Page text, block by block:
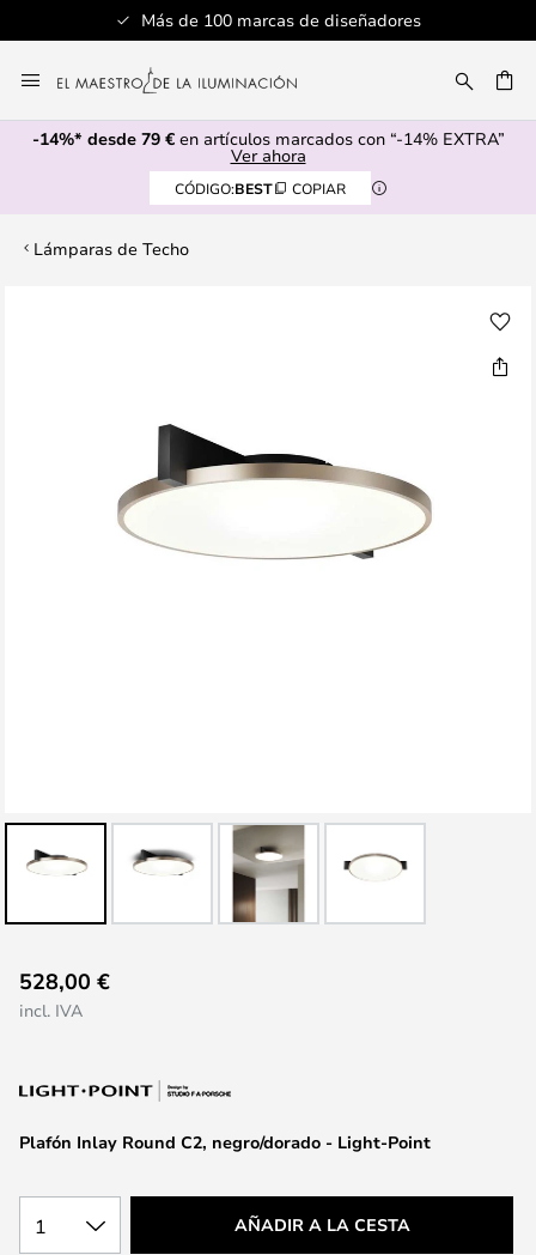
Más de 100 marcas de diseñadores
al
contenido
-14%* desde 79 €en artículos marcados con “-14% EXTRA”
Ver ahora
CÓDIGO:BEST COPIAR
Lámparas de Techo
comienzo
la
dePlafón Inlay Round C2, negro/dorado - Light-Point
528,00 €
incl. IVA
1 AÑADIR A LA CESTA